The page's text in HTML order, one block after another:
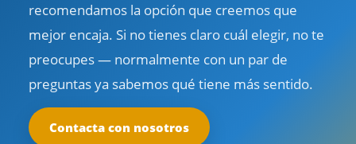
recomendamos la opción que creemos que
mejor encaja. Si no tienes claro cuál elegir, no te
preocupes — normalmente con un par de
preguntas ya sabemos qué tiene más sentido.
Contacta con nosotros